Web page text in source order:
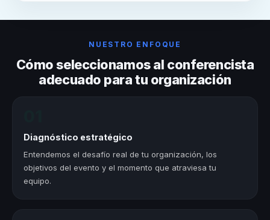
NUESTRO ENFOQUE
Cómo seleccionamos al conferencista
adecuado para tu organización
Diagnóstico estratégico
Entendemos el desafío real de tu organización, los
objetivos del evento y el momento que atraviesa tu
equipo.